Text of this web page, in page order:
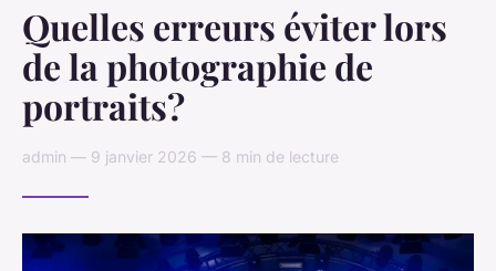
Quelles erreurs éviter lors
de la photographie de
portraits?
admin — 9 janvier 2026 — 8 min de lecture